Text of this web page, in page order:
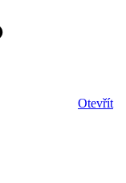
Otevřít